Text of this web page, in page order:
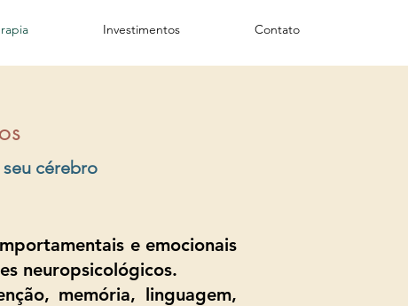
Investimentos Contato
cérebro
e emocionais
neuropsicológicos.
memória, linguagem,